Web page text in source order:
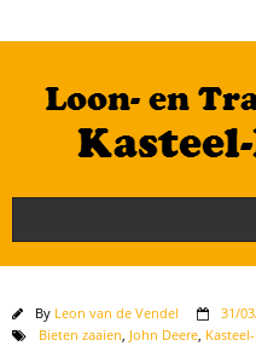
Nieuws
Loonbedrijf
By Leon van de Vendel 31/
Bieten zaaien, John Deere,